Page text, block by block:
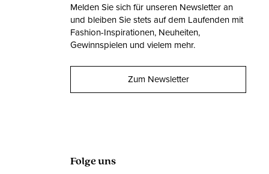
Melden Sie sich für unseren Newsletter an
und bleiben Sie stets auf dem Laufenden mit
Fashion-Inspirationen, Neuheiten,
Gewinnspielen und vielem mehr.
Zum Newsletter
Folge uns